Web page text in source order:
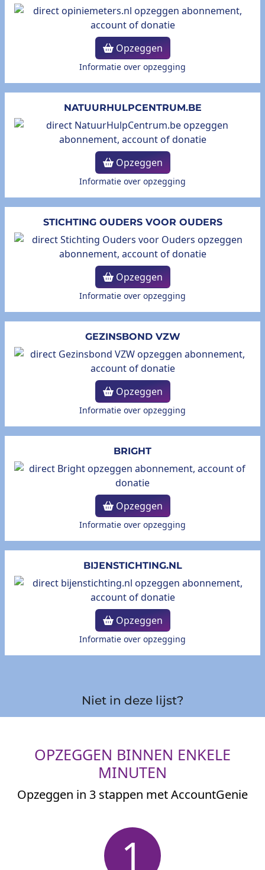
Opzeggen
Informatie over opzegging
NATUURHULPCENTRUM.BE
Opzeggen
Informatie over opzegging
STICHTING OUDERS VOOR OUDERS
Opzeggen
Informatie over opzegging
GEZINSBOND VZW
Opzeggen
Informatie over opzegging
BRIGHT
Opzeggen
Informatie over opzegging
BIJENSTICHTING.NL
Opzeggen
Informatie over opzegging
Niet in deze lijst?
OPZEGGEN BINNEN ENKELE
MINUTEN
Opzeggen in 3 stappen met AccountGenie
1